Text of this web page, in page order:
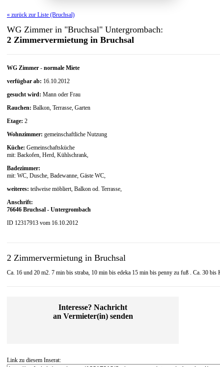
« zurück zur Liste (Bruchsal)
WG Zimmer in "Bruchsal" Untergrombach:
2 Zimmervermietung in Bruchsal
WG Zimmer - normale Miete
verfügbar ab: 16.10.2012
gesucht wird: Mann oder Frau
Rauchen: Balkon, Terrasse, Garten
Etage: 2
Wohnzimmer: gemeinschaftliche Nutzung
Küche: Gemeinschaftsküche
mit: Backofen, Herd, Kühlschrank,
Badezimmer:
mit: WC, Dusche, Badewanne, Gäste WC,
weiteres: teilweise möbliert, Balkon od. Terrasse,
Anschrift:
76646 Bruchsal - Untergrombach
ID 12317913 vom 16.10.2012
2 Zimmervermietung in Bruchsal
Ca. 16 und 20 m2. 7 min bis straba, 10 min bis edeka 15 min bis penny zu fuß . Ca. 30
Interesse? Nachricht
an Vermieter(in) senden
Link zu diesem Inserat: